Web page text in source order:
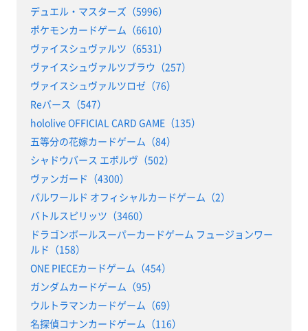
デュエル・マスターズ（5996）
ポケモンカードゲーム（6610）
ヴァイスシュヴァルツ（6531）
ヴァイスシュヴァルツブラウ（257）
ヴァイスシュヴァルツロゼ（76）
Reバース（547）
hololive OFFICIAL CARD GAME（135）
五等分の花嫁カードゲーム（84）
シャドウバース エボルヴ（502）
ヴァンガード（4300）
パルワールド オフィシャルカードゲーム（2）
バトルスピリッツ（3460）
ドラゴンボールスーパーカードゲーム フュージョンワー
ルド（158）
ONE PIECEカードゲーム（454）
ガンダムカードゲーム（95）
ウルトラマンカードゲーム（69）
名探偵コナンカードゲーム（116）